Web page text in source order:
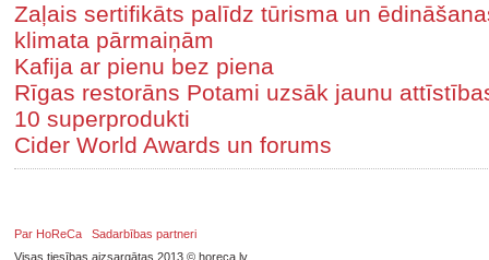
Zaļais sertifikāts palīdz tūrisma un
klimata pārmaiņām
Kafija ar pienu bez piena
Rīgas restorāns Potami uzsāk jaunu
10 superprodukti
Cider World Awards un forums
Par HoReCa
Sadarbības partneri
Visas tiesības aizsargātas 2013 © horeca.lv